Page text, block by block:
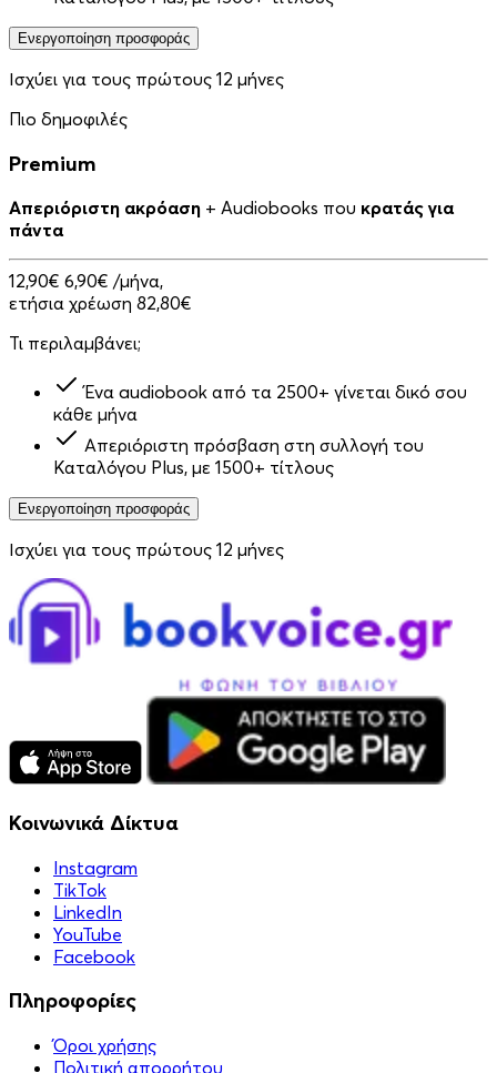
Ενεργοποίηση προσφοράς
Ισχύει για τους πρώτους 12 μήνες
Πιο δημοφιλές
Premium
Απεριόριστη ακρόαση + Audiobooks που κρατάς για
πάντα
12,90€ 6,90€ /μήνα,
ετήσια χρέωση 82,80€
Τι περιλαμβάνει;
Ένα audiobook από τα 2500+ γίνεται δικό σου
κάθε μήνα
Απεριόριστη πρόσβαση στη συλλογή του
Καταλόγου Plus, με 1500+ τίτλους
Ενεργοποίηση προσφοράς
Ισχύει για τους πρώτους 12 μήνες
Κοινωνικά Δίκτυα
Instagram
TikTok
LinkedIn
YouTube
Facebook
Πληροφορίες
Όροι χρήσης
Πολιτική απορρήτου